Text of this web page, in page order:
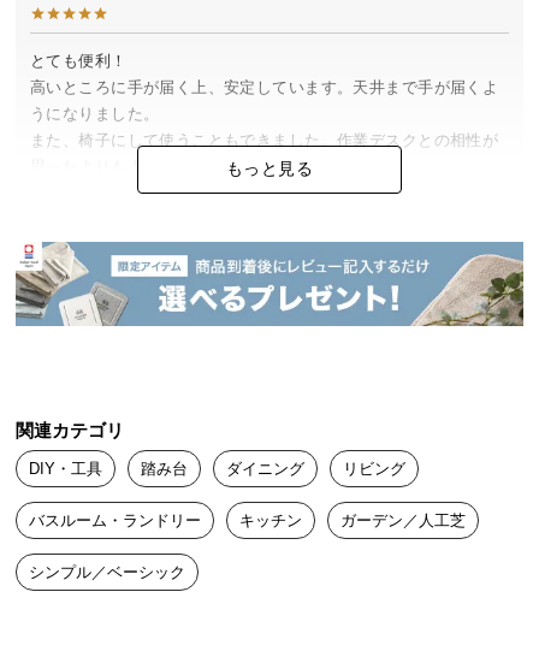
て
中
型
商
送
に
つ
い
型
商
品
の
配
送
とても便利！
高いところに手が届く上、安定しています。天井まで手が届くよ
うになりました。
また、椅子にして使うこともできました。作業デスクとの相性が
思ったよりもよくて驚きました。
椅子が届くまではこれを作業チェアがわりにしていました。
しかく 2025/06/02
4歳の子には高さが高すぎるようですが2歳の子は上手く使えてい
ます。
まーちゃん
もっと見る
関連カテゴリ
DIY・工具 踏み台 ダイニング リビング
バスルーム・ランドリー キッチン ガーデン／人工芝
シンプル／ベーシック